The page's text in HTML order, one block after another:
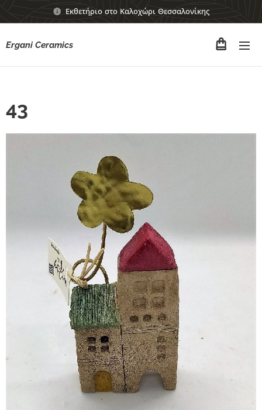
Εκθετήριο στο Καλοχώρι Θεσσαλονίκης
Ergani Ceramics
43